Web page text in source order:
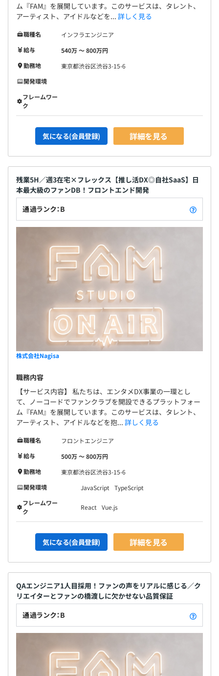
・チーム全体で10人強のチーム（うち、フロントエンド
は正社員で5名）です。
・タスク単位で大きいものでバックエンド1名／フロント
エンド2名、小さいものだとエンジニア単体で対応しま
す。
・細かい要件定義や仕様は、エンジニアが自分で落とし込
ム『FAM』を展開しています。このサービスは、タレント、
アーティスト、アイドルなどを... 詳しく見る
職種名
インフラエンジニア
給与
540万 〜 800万円
勤務地
東京都渋谷区渋谷3-15-6
開発環境
フレームワー
ク
気になる(会員登録) 詳細を見る
残業5H／週3在宅×フレックス【推し活DX◎自社SaaS】日
本最大級のファンDB！フロントエンド開発
通過ランク：B
株式会社Nagisa
職務内容
【サービス内容】 私たちは、エンタメDX事業の一環とし
て、ノーコードでファンクラブを開設できるプラットフォー
ム『FAM』を展開しています。このサービスは、タレント、
アーティスト、アイドルなどを抱... 詳しく見る
職種名
フロントエンジニア
給与
500万 〜 800万円
勤務地
東京都渋谷区渋谷3-15-6
開発環境
JavaScript
TypeScript
フレームワー
ク
React Vue.js
気になる(会員登録) 詳細を見る
QAエンジニア1人目採用！ファンの声をリアルに感じる／ク
リエイターとファンの橋渡しに欠かせない品質保証
通過ランク：B